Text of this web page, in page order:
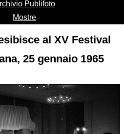
Publifoto
Mostre
al XV Festival
25 gennaio 1965